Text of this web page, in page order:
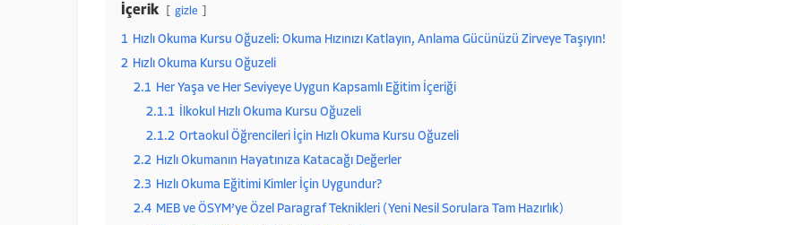
İçerik gizle
1 Hızlı Okuma Kursu Oğuzeli: Okuma Hızınızı Katlayın, Anlama Gücünüzü Zirveye Taşıyın!
2 Hızlı Okuma Kursu Oğuzeli
2.1 Her Yaşa ve Her Seviyeye Uygun Kapsamlı Eğitim İçeriği
2.1.1
İlkokul Hızlı Okuma Kursu Oğuzeli
2.1.2 Ortaokul Öğrencileri İçin Hızlı Okuma Kursu Oğuzeli
2.2 Hızlı Okumanın Hayatınıza Katacağı Değerler
2.3 Hızlı Okuma Eğitimi Kimler İçin Uygundur?
2.4 MEB ve ÖSYM’ye Özel Paragraf Teknikleri (Yeni Nesil Sorulara Tam Hazırlık)